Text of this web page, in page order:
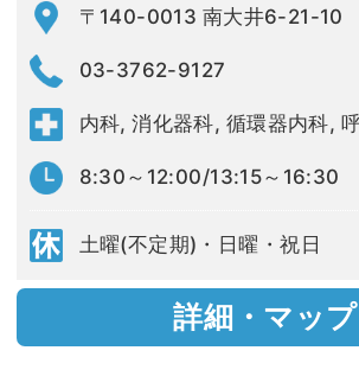
〒140-0013 南大井6-21-10
03-3762-9127
8:30～12:00/13:15～16:30
土曜(不定期)・日曜・祝日
詳細・マップ